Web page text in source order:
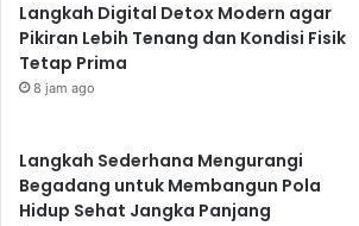
Langkah Digital Detox Modern agar
Pikiran Lebih Tenang dan Kondisi Fisik
Tetap Prima
8 jam ago
Langkah Sederhana Mengurangi
Begadang untuk Membangun Pola
Hidup Sehat Jangka Panjang